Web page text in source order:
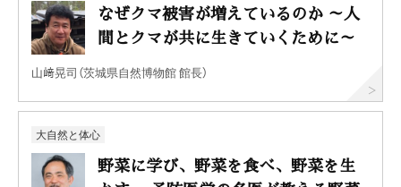
なぜクマ被害が増えているのか ～人
間とクマが共に生きていくために～
山﨑晃司（茨城県自然博物館 館長）
大自然と体心
野菜に学び、野菜を食べ、野菜を生